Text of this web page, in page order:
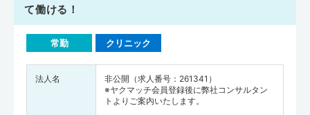
て働ける！
常勤 クリニック
法人名
非公開（求人番号：261341）
※ヤクマッチ会員登録後に弊社コンサルタン
トよりご案内いたします。